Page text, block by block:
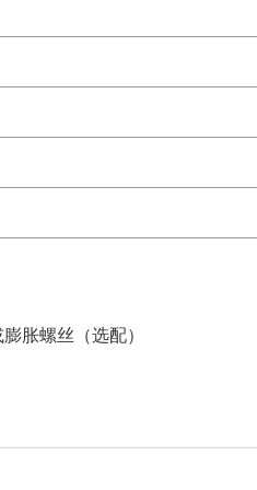
胀螺丝（选配）